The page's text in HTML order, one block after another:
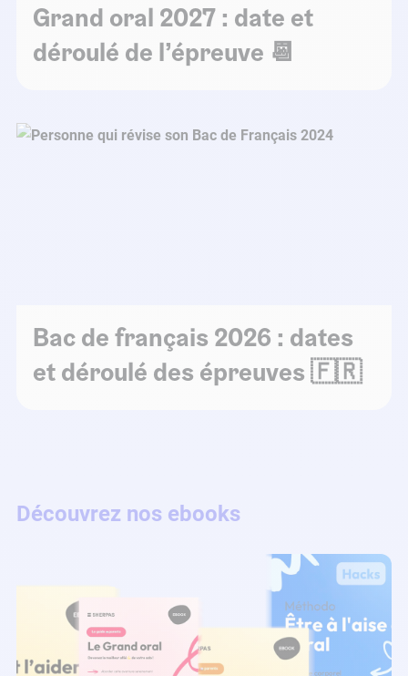
Grand oral 2027 : date et
déroulé de l’épreuve 📆
Bac de français 2026 : dates
et déroulé des épreuves 🇫🇷
Découvrez nos ebooks